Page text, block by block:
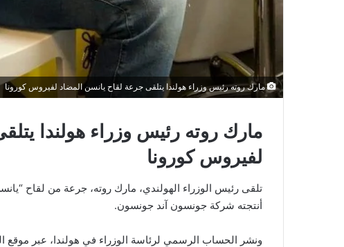
مارك روته رئيس وزراء هولندا يتلقى جرعة لقاح يانسن المضاد لفيروس كورونا
مارك روته رئيس وزراء هولندا
لفيروس كورونا
أنتجته شركة جونسون آند جونسون.
ونشر الحساب الرسمي لرئاسة الوزراء في هولندا، عبر